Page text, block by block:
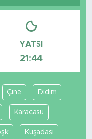
YATSI
21:44
Çine Didim
Karacasu
Kuşadası